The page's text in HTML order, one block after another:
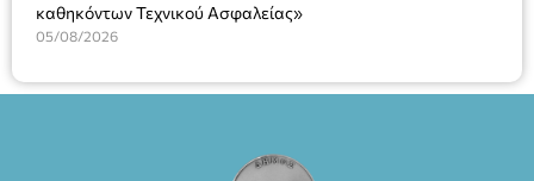
καθηκόντων Τεχνικού Ασφαλείας»
05/08/2026